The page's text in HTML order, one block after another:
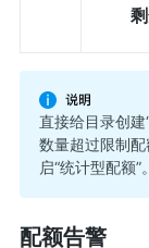
直接给目录创
数量超过限制
启“统计型配额”。
配额告警